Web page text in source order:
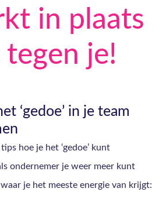
in plaats
tegen je!
‘gedoe’ in je team
hoe je het ‘gedoe’ kunt
ondernemer je weer meer kunt
je het meeste energie van krijgt: